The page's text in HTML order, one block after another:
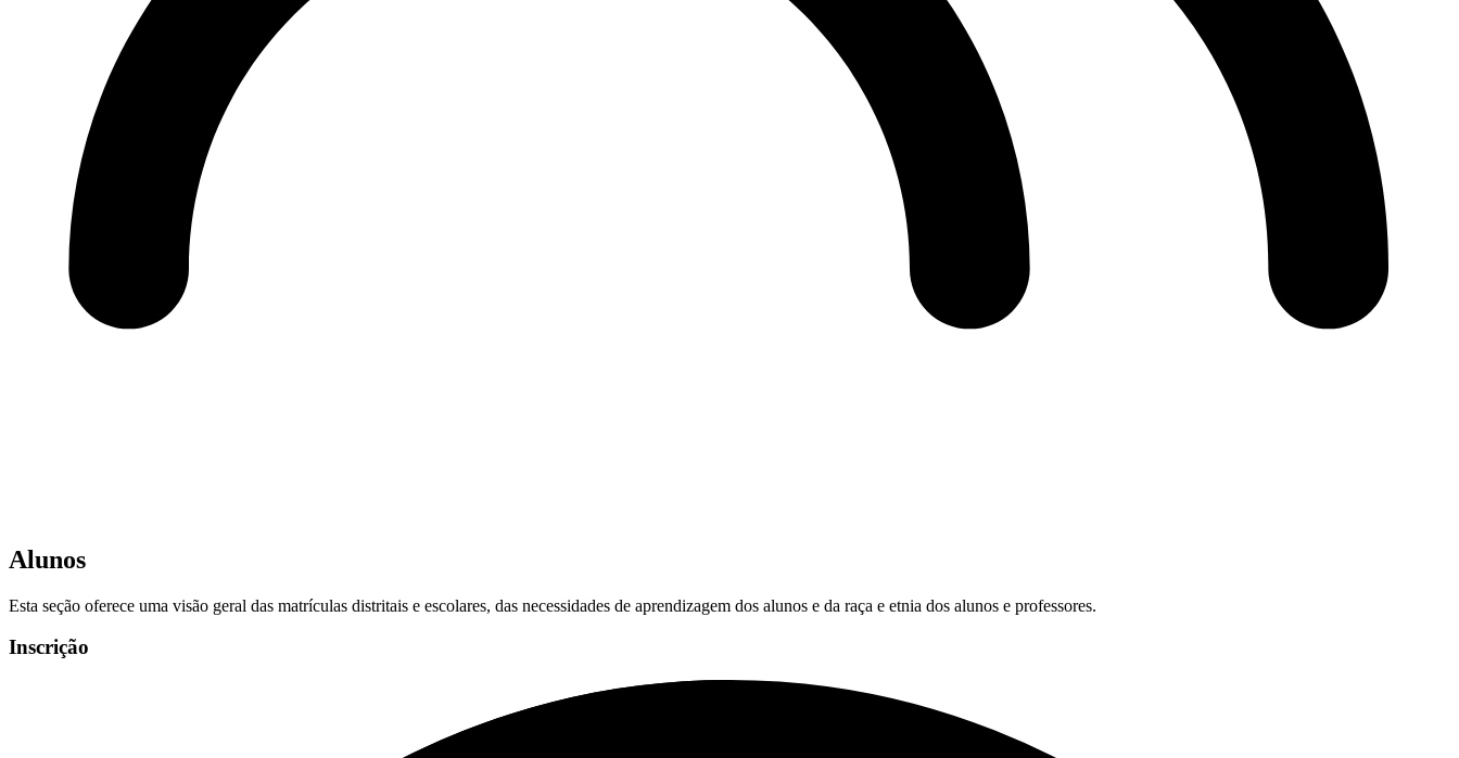
Alunos
Esta seção oferece uma visão geral das matrículas distritais e escolares, das necessidades de aprendizagem dos alunos e da raça e etnia dos alunos e professores.
Inscrição